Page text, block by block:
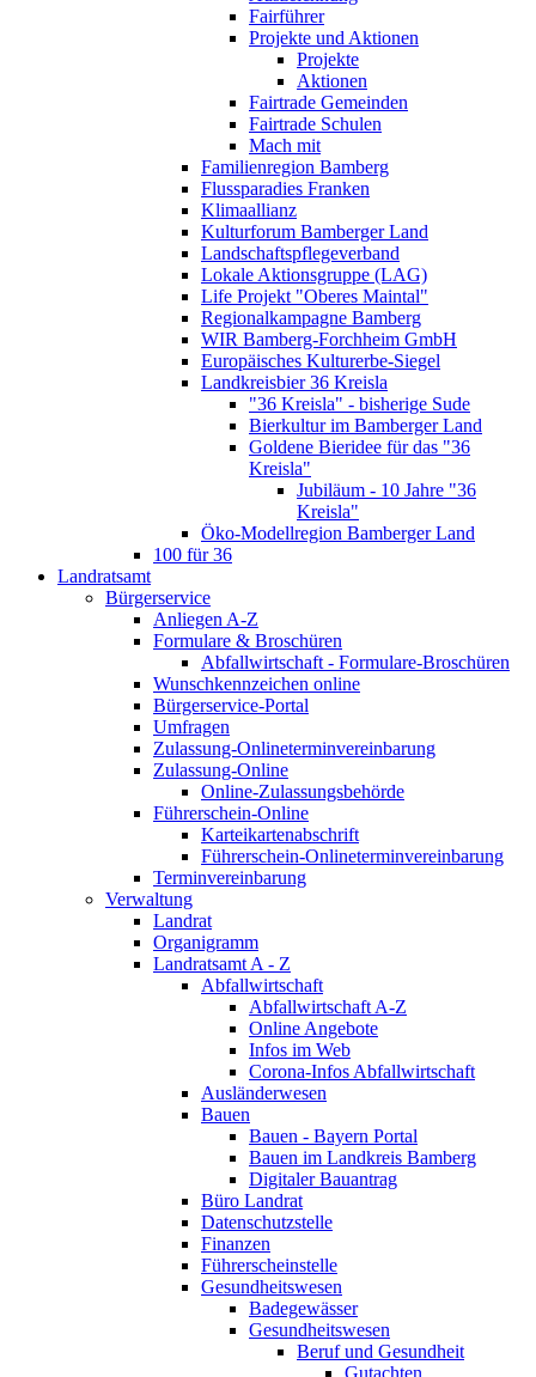
Fairführer
Projekte und Aktionen
Projekte
Aktionen
Fairtrade Gemeinden
Fairtrade Schulen
Mach mit
Familienregion Bamberg
Flussparadies Franken
Klimaallianz
Kulturforum Bamberger Land
Landschaftspflegeverband
Lokale Aktionsgruppe (LAG)
Life Projekt "Oberes Maintal"
Regionalkampagne Bamberg
WIR Bamberg-Forchheim GmbH
Europäisches Kulturerbe-Siegel
Landkreisbier 36 Kreisla
"36 Kreisla" - bisherige Sude
Bierkultur im Bamberger Land
Goldene Bieridee für das "36
Kreisla"
Jubiläum - 10 Jahre "36
Kreisla"
Öko-Modellregion Bamberger Land
100 für 36
Landratsamt
Bürgerservice
Anliegen A-Z
Formulare & Broschüren
Abfallwirtschaft - Formulare-Broschüren
Wunschkennzeichen online
Bürgerservice-Portal
Umfragen
Zulassung-Onlineterminvereinbarung
Zulassung-Online
Online-Zulassungsbehörde
Führerschein-Online
Karteikartenabschrift
Führerschein-Onlineterminvereinbarung
Terminvereinbarung
Verwaltung
Landrat
Organigramm
Landratsamt A - Z
Abfallwirtschaft
Abfallwirtschaft A-Z
Online Angebote
Infos im Web
Corona-Infos Abfallwirtschaft
Ausländerwesen
Bauen
Bauen - Bayern Portal
Bauen im Landkreis Bamberg
Digitaler Bauantrag
Büro Landrat
Datenschutzstelle
Finanzen
Führerscheinstelle
Gesundheitswesen
Badegewässer
Gesundheitswesen
Beruf und Gesundheit
Gutachten